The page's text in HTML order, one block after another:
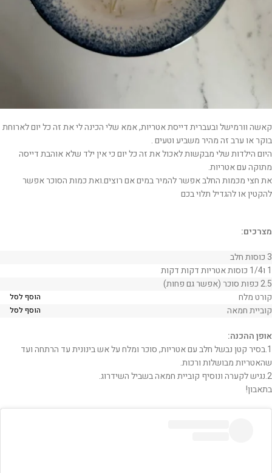
קאשה וורמישל ובעברית דייסת אטריות, אמא שלי הכינה לי את זה כל יום לארוחת
בוקר או ערב זה מהיר משביע וטעים .
היום הילדות שלי מבקשות לאכול את זה כל יום כי אין ילד שלא אוהבת דייסה
מתוקה עם אטריות.
את חצי מכמות החלב אפשר להמיר במים אם רוצים.ואת כמות הסוכר אפשר
להקטין או להגדיל תלוי בכם
מצרכים:
3 כוסות חלב
1 ו1/4 כוסות אטריות דקות דקות
2.5 כפות סוכר (אפשר גם פחות)
קורט מלח
הוסף לסל
קוביית חמאה הוסף לסל
אופן ההכנה:
1.בסיר קטן נבשל חלב עם אטריות, סוכר ומלח על אש בינונית עד הרתחה ועד
שהאטריות מבושלות ורכות.
2.נגיש לקערה ונוסיף קוביית חמאה בשביל השידרוג.
בתאבון!